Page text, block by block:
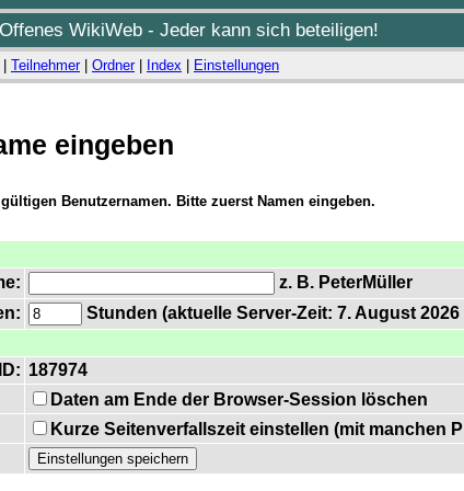
WikiWeb - Jeder kann sich beteiligen!
Teilnehmer| Ordner| Index Einstellungen
eingeben
Benutzernamen. Bitte zuerst Namen eingeben.
z. B. PeterMüller
Stunden (aktuelle Server-Zeit: 7. August 2026
187974
Daten am Ende der Browser-Session löschen
Kurze Seitenverfallszeit einstellen (mit manchen